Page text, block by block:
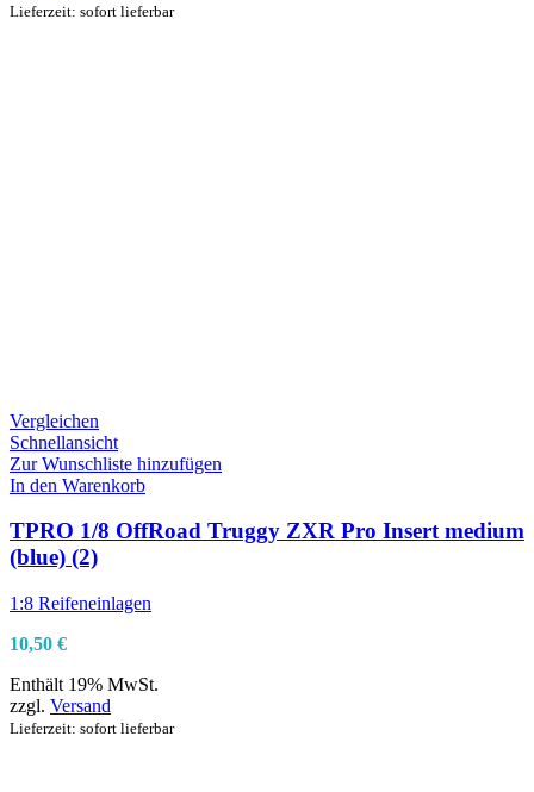
Lieferzeit: sofort lieferbar
Vergleichen
Schnellansicht
Zur Wunschliste hinzufügen
In den Warenkorb
TPRO 1/8 OffRoad Truggy ZXR Pro Insert medium
(blue) (2)
1:8 Reifeneinlagen
10,50 €
Enthält 19% MwSt.
zzgl. Versand
Lieferzeit: sofort lieferbar